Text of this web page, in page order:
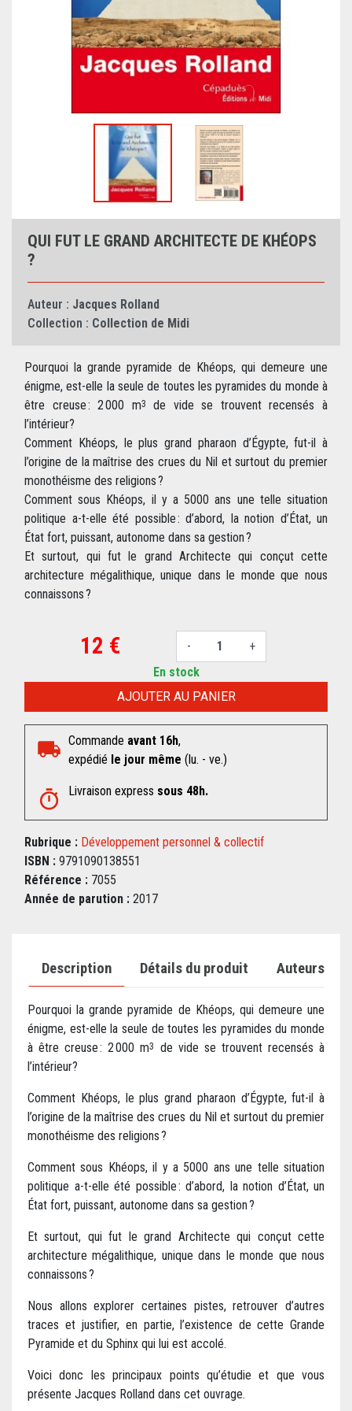
QUI FUT LE GRAND ARCHITECTE DE KHÉOPS
?
Auteur : Jacques Rolland
Collection : Collection de Midi
Pourquoi la grande pyramide de Khéops, qui demeure une
énigme, est-elle la seule de toutes les pyramides du monde à
être creuse : 2 000 m3
de vide se trouvent recensés à
l’intérieur?
Comment Khéops, le plus grand pharaon d’Égypte, fut-il à
l’origine de la maîtrise des crues du Nil et surtout du premier
monothéisme des religions ?
Comment sous Khéops, il y a 5000 ans une telle situation
politique a-t-elle été possible : d’abord, la notion d’État, un
État fort, puissant, autonome dans sa gestion ?
Et surtout, qui fut le grand Architecte qui conçut cette
architecture mégalithique, unique dans le monde que nous
connaissons ?
12 € - +
AJOUTER AU PANIER
En stock
Commande avant 16h,
expédié le jour même (lu. - ve.)
Livraison express sous 48h.
Rubrique : Développement personnel & collectif
ISBN : 9791090138551
Référence : 7055
Année de parution : 2017
Description Détails du produit Auteurs
Pourquoi la grande pyramide de Khéops, qui demeure une
énigme, est-elle la seule de toutes les pyramides du monde
à être creuse : 2 000 m3
de vide se trouvent recensés à
l’intérieur?
Comment Khéops, le plus grand pharaon d’Égypte, fut-il à
l’origine de la maîtrise des crues du Nil et surtout du premier
monothéisme des religions ?
Comment sous Khéops, il y a 5000 ans une telle situation
politique a-t-elle été possible : d’abord, la notion d’État, un
État fort, puissant, autonome dans sa gestion ?
Et surtout, qui fut le grand Architecte qui conçut cette
architecture mégalithique, unique dans le monde que nous
connaissons ?
Nous allons explorer certaines pistes, retrouver d’autres
traces et justifier, en partie, l’existence de cette Grande
Pyramide et du Sphinx qui lui est accolé.
Voici donc les principaux points qu’étudie et que vous
présente Jacques Rolland dans cet ouvrage.